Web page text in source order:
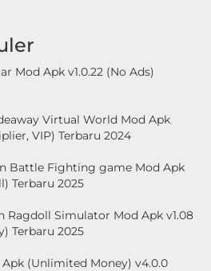
Mod Apk v1.0.22 (No Ads)
Virtual World Mod Apk
VIP) Terbaru 2024
Battle Fighting game Mod Apk
Terbaru 2025
Ragdoll Simulator Mod Apk v1.08
Terbaru 2025
(Unlimited Money) v4.0.0